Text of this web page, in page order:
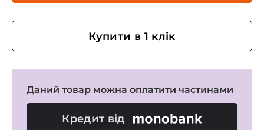
Купити в 1 клік
Даний товар можна оплатити частинами
Кредит від